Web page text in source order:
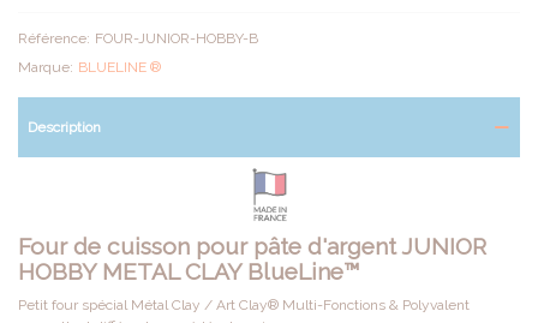
Référence: FOUR-JUNIOR-HOBBY-B
Marque: BLUELINE ®
Description
Four de cuisson pour pâte d'argent JUNIOR
HOBBY METAL CLAY BlueLine™
Petit four spécial Métal Clay / Art Clay® Multi-Fonctions & Polyvalent